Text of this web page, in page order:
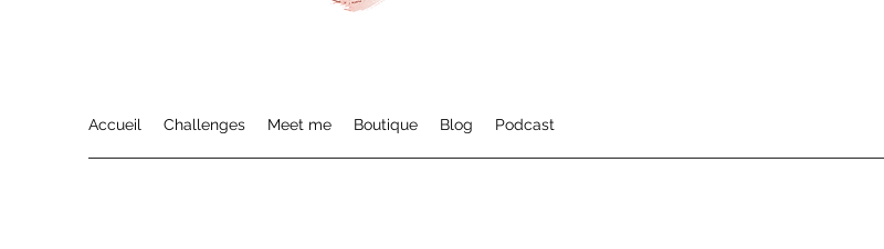
Accueil Challenges Meet me Boutique Blog Podcast